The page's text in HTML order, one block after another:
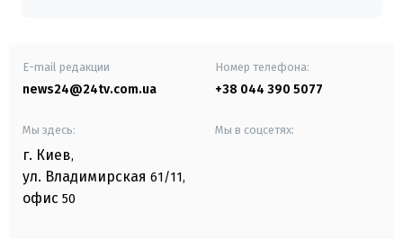
E-mail редакции
news24@24tv.com.ua
Номер телефона:
+38 044 390 5077
Мы здесь:
г. Киев,
ул. Владимирская 61/11,
офис 50
Мы в соцсетях: